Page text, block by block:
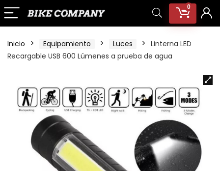
0
Inicio Equipamiento Luces
Linterna LED
Recargable USB 600 Lúmenes a prueba de agua